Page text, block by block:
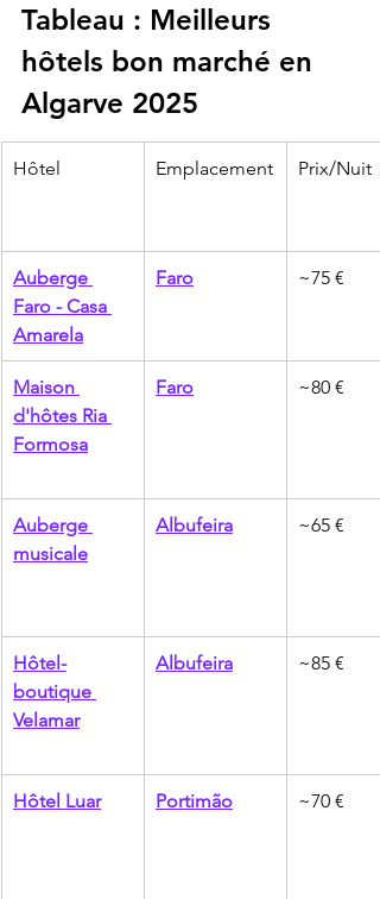
Tableau : Meilleurs
hôtels bon marché en
Algarve 2025
Hôtel Emplacement Prix/Nuit
Auberge
Faro - Casa
Amarela
Faro ~75 €
Maison
d'hôtes Ria
Formosa
Faro ~80 €
Auberge
musicale
Albufeira ~65 €
Hôtel-
boutique
Velamar
Albufeira ~85 €
Hôtel Luar Portimão ~70 €